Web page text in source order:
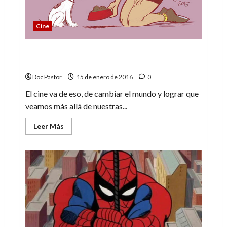
Cine
Doc Pastor 15 de enero de 2016 0
El cine va de eso, de cambiar el mundo y lograr que
veamos más allá de nuestras...
Leer Más
más
La
danesa,
la
dura
lucha
por
ser
uno
mismo